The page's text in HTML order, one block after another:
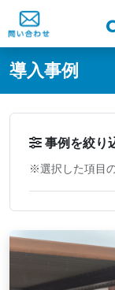
@ -0,0 +1,60 @@
導入事例
事例を絞り
※選択した項目